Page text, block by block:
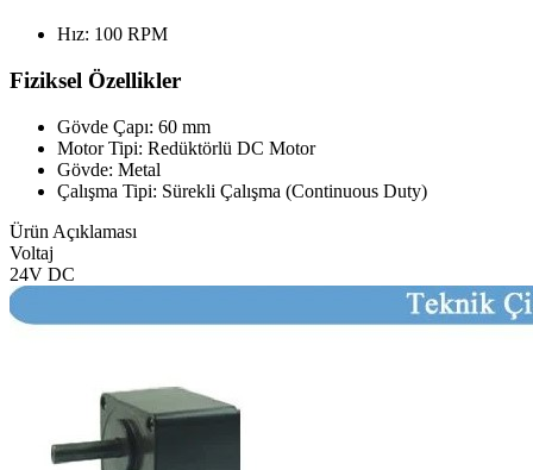
Hız: 100 RPM
Fiziksel Özellikler
Gövde Çapı: 60 mm
Motor Tipi: Redüktörlü DC Motor
Gövde: Metal
Çalışma Tipi: Sürekli Çalışma (Continuous Duty)
Ürün Açıklaması
Voltaj
24V DC